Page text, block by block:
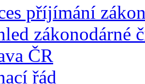
příjímání
zákonodárné
ČR
řád